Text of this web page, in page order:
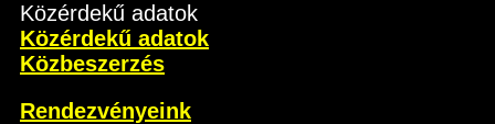
Közérdekű adatok
Közérdekű adatok
Közbeszerzés
Rendezvényeink